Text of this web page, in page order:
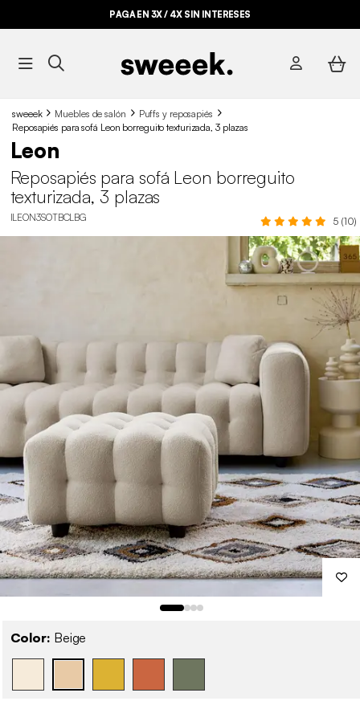
PAGA EN 3X / 4X SIN INTERESES
sweeek Muebles de salón
Puffs y reposapiés
Reposapiés para sofá Leon borreguito texturizada, 3 plazas
Leon
Reposapiés para sofá Leon borreguito
texturizada, 3 plazas
ILEON3SOTBCLBG 5 (10)
Color: Beige